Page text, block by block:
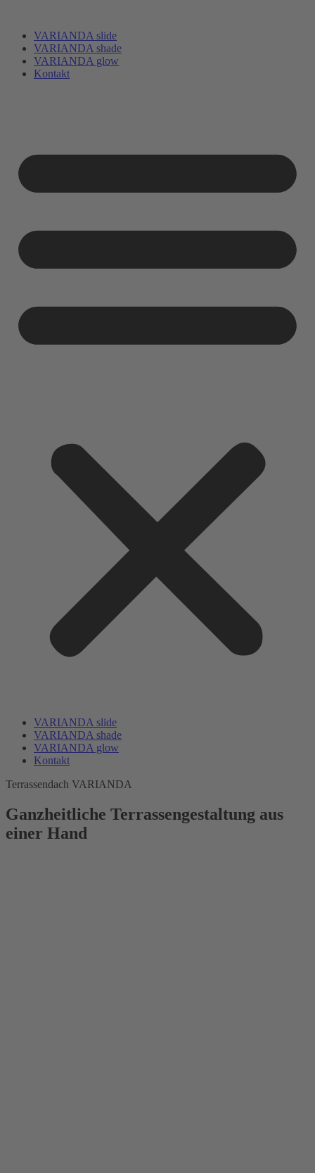
VARIANDA slide
VARIANDA shade
VARIANDA glow
Kontakt
VARIANDA slide
VARIANDA shade
VARIANDA glow
Kontakt
Terrassendach VARIANDA
Ganzheitliche Terrassengestaltung aus
einer Hand